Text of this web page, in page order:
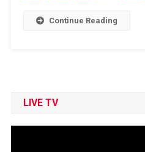
Continue Reading
LIVE TV